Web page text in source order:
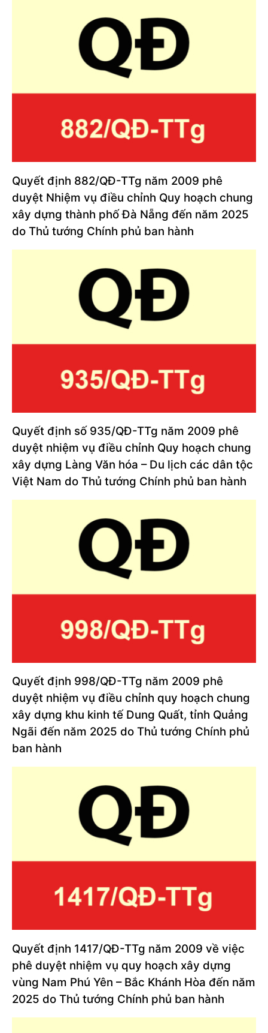
Quyết định 882/QĐ-TTg năm 2009 phê
duyệt Nhiệm vụ điều chỉnh Quy hoạch chung
xây dựng thành phố Đà Nẵng đến năm 2025
do Thủ tướng Chính phủ ban hành
Quyết định số 935/QĐ-TTg năm 2009 phê
duyệt nhiệm vụ điều chỉnh Quy hoạch chung
xây dựng Làng Văn hóa – Du lịch các dân tộc
Việt Nam do Thủ tướng Chính phủ ban hành
Quyết định 998/QĐ-TTg năm 2009 phê
duyệt nhiệm vụ điều chỉnh quy hoạch chung
xây dựng khu kinh tế Dung Quất, tỉnh Quảng
Ngãi đến năm 2025 do Thủ tướng Chính phủ
ban hành
Quyết định 1417/QĐ-TTg năm 2009 về việc
phê duyệt nhiệm vụ quy hoạch xây dựng
vùng Nam Phú Yên – Bắc Khánh Hòa đến năm
2025 do Thủ tướng Chính phủ ban hành